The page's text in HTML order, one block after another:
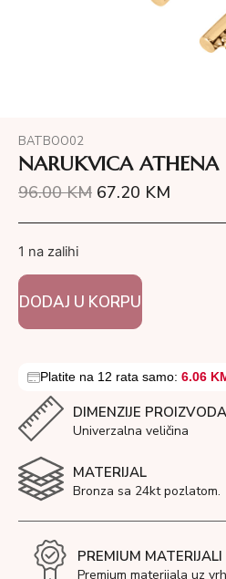
BATBOO02
NARUKVICA ATHENA
96.00KM 67.20 KM
1 na zalihi
DODAJ U KORPU
Platite na 12 rata samo: 6.06
DIMENZIJE PROIZVODA
Univerzalna veličina
MATERIJAL
Bronza sa 24kt pozlatom.
PREMIUM MATERIJALI
Premium materijala uz